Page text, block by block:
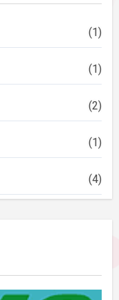
(1)
(1)
(2)
(1)
(4)
(2)